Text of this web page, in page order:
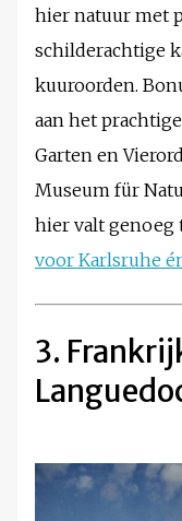
hier natuur met
schilderachtige
kuuroorden.
aan het
Garten en
Museum für
hier valt genoeg
voor Karlsruhe
3.